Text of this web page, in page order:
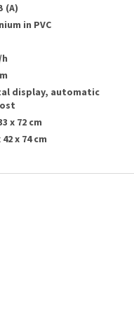
(A)
in PVC
display, automatic
x 72 cm
42 x 74 cm